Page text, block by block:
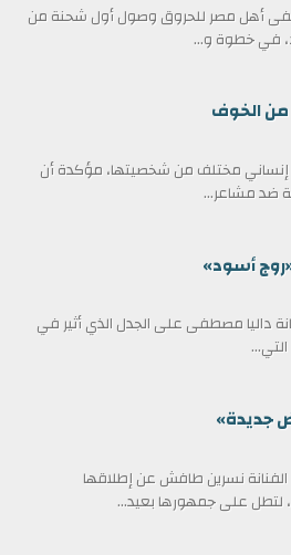
أهل مصر للحروق وصول أول شحنة من
في خطوة و...
الخوف
إنساني مختلف من شخصيتها، مؤكدة أن
ضد مشاعر...
أسود»
داليا مصطفى على الجدل الذي أثير في
جديدة»
نسرين طافش عن إطلاقها
لتطل على جمهورها بعيد...